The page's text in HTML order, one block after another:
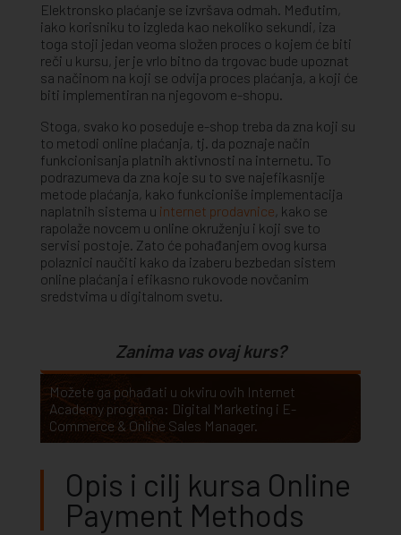
Elektronsko plaćanje se izvršava odmah. Međutim,
iako korisniku to izgleda kao nekoliko sekundi, iza
toga stoji jedan veoma složen proces o kojem će biti
reči u kursu, jer je vrlo bitno da trgovac bude upoznat
sa načinom na koji se odvija proces plaćanja, a koji će
biti implementiran na njegovom e-shopu.
Stoga, svako ko poseduje e-shop treba da zna koji su
to metodi online plaćanja, tj. da poznaje način
funkcionisanja platnih aktivnosti na internetu. To
podrazumeva da zna koje su to sve najefikasnije
metode plaćanja, kako funkcioniše implementacija
naplatnih sistema u internet prodavnice , kako se
rapolaže novcem u online okruženju i koji sve to
servisi postoje. Zato će pohađanjem ovog kursa
polaznici naučiti kako da izaberu bezbedan sistem
online plaćanja i efikasno rukovode novčanim
sredstvima u digitalnom svetu.
Zanima vas ovaj kurs?
Možete ga pohađati u okviru ovih Internet
Academy programa: Digital Marketing i E-
Commerce & Online Sales Manager.
Opis i cilj kursa Online
Payment Methods